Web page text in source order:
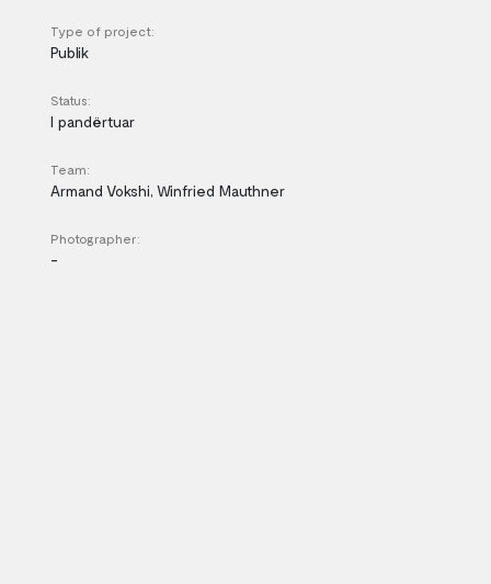
Type of project:
Publik
Status:
I pandërtuar
Team:
Armand Vokshi, Winfried Mauthner
Photographer:
-